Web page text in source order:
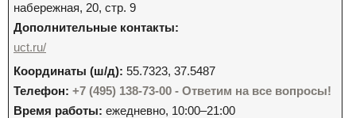
набережная, 20, стр. 9
Дополнительные контакты:
uct.ru/
Координаты (ш/д): 55.7323, 37.5487
Телефон: +7 (495) 138-73-00 - Ответим на все вопросы!
Время работы: ежедневно, 10:00–21:00